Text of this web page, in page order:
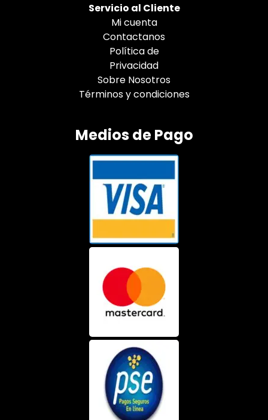
Servicio al Cliente
Mi cuenta
Contactanos
Política de
Privacidad
Sobre Nosotros
Términos y condiciones
Medios de Pago